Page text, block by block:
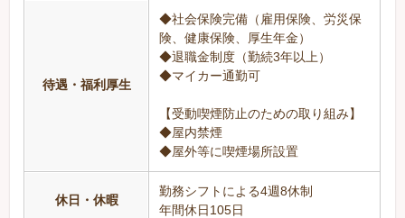
待遇・福利厚生
◆社会保険完備（雇用保険、労災保
険、健康保険、厚生年金）
◆退職金制度（勤続3年以上）
◆マイカー通勤可
【受動喫煙防止のための取り組み】
◆屋内禁煙
◆屋外等に喫煙場所設置
休日・休暇
勤務シフトによる4週8休制
年間休日105日